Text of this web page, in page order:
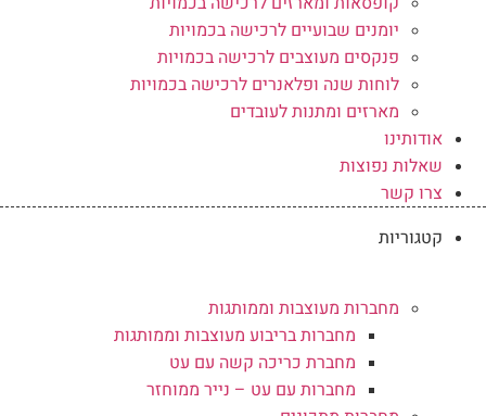
יומנים שבועיים לרכישה בכמויות
פנקסים מעוצבים לרכישה בכמויות
לוחות שנה ופלאנרים לרכישה בכמויות
מארזים ומתנות לעובדים
אודותינו
שאלות נפוצות
צרו קשר
קטגוריות
מחברות מעוצבות וממותגות
מחברות בריבוע מעוצבות וממותגות
מחברת כריכה קשה עם עט
מחברות עם עט – נייר ממוחזר